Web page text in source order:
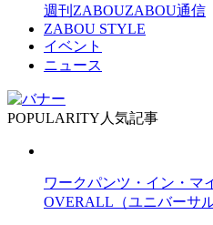
週刊ZABOUZABOU通信
ZABOU STYLE
イベント
ニュース
POPULARITY 人気記事
ワークパンツ・イン・マ
OVERALL（ユニバーサ